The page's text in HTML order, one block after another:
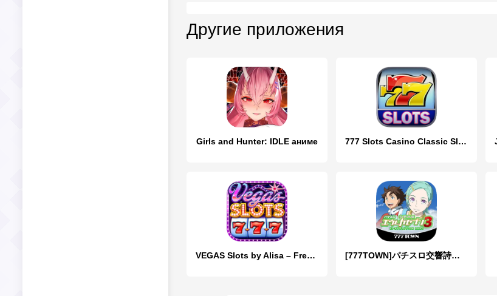
Другие приложения
Girls and Hunter: IDLE аниме 777 Slots Casino Classic Slots
VEGAS Slots by Alisa – Free Fu [777TOWN]パチスロ交響詩篇エウレカセブン3